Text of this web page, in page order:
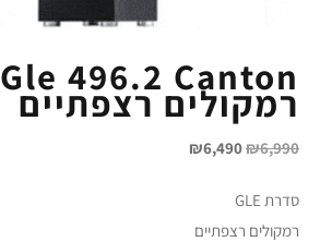
Gle 496.2 Canton
רמקולים רצפתיים
₪6,990
₪6,490
סדרת GLE
רמקולים רצפתיים